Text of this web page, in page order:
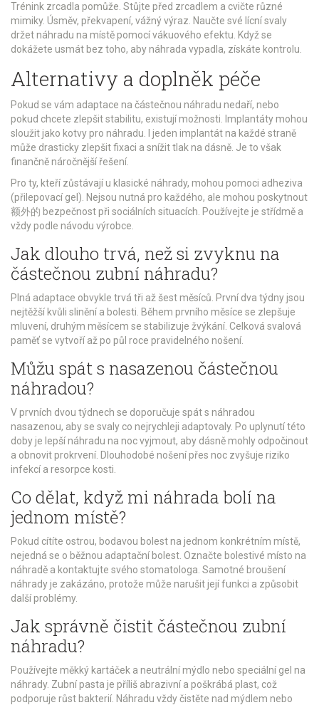
Trénink zrcadla pomůže. Stůjte před zrcadlem a cvičte různé
mimiky. Úsměv, překvapení, vážný výraz. Naučte své lícní svaly
držet náhradu na místě pomocí vákuového efektu. Když se
dokážete usmát bez toho, aby náhrada vypadla, získáte kontrolu.
Alternativy a doplněk péče
Pokud se vám adaptace na částečnou náhradu nedaří, nebo
pokud chcete zlepšit stabilitu, existují možnosti. Implantáty mohou
sloužit jako kotvy pro náhradu. I jeden implantát na každé straně
může drasticky zlepšit fixaci a snížit tlak na dásně. Je to však
finančně náročnější řešení.
Pro ty, kteří zůstávají u klasické náhrady, mohou pomoci adheziva
(přilepovací gel). Nejsou nutná pro každého, ale mohou poskytnout
额外的 bezpečnost při sociálních situacích. Používejte je střídmě a
vždy podle návodu výrobce.
Jak dlouho trvá, než si zvyknu na
částečnou zubní náhradu?
Plná adaptace obvykle trvá tři až šest měsíců. První dva týdny jsou
nejtěžší kvůli slinění a bolesti. Během prvního měsíce se zlepšuje
mluvení, druhým měsícem se stabilizuje žvýkání. Celková svalová
paměť se vytvoří až po půl roce pravidelného nošení.
Můžu spát s nasazenou částečnou
náhradou?
V prvních dvou týdnech se doporučuje spát s náhradou
nasazenou, aby se svaly co nejrychleji adaptovaly. Po uplynutí této
doby je lepší náhradu na noc vyjmout, aby dásně mohly odpočinout
a obnovit prokrvení. Dlouhodobé nošení přes noc zvyšuje riziko
infekcí a resorpce kosti.
Co dělat, když mi náhrada bolí na
jednom místě?
Pokud cítíte ostrou, bodavou bolest na jednom konkrétním místě,
nejedná se o běžnou adaptační bolest. Označte bolestivé místo na
náhradě a kontaktujte svého stomatologa. Samotné broušení
náhrady je zakázáno, protože může narušit její funkci a způsobit
další problémy.
Jak správně čistit částečnou zubní
náhradu?
Používejte měkký kartáček a neutrální mýdlo nebo speciální gel na
náhrady. Zubní pasta je příliš abrazivní a poškrábá plast, což
podporuje růst bakterií. Náhradu vždy čistěte nad mýdlem nebo